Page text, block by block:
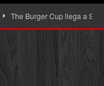
Burger Cup llega a San